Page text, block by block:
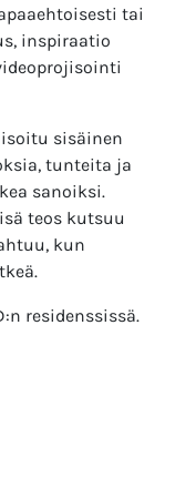
tai
inspiraatio
sisäinen
tunteita ja
sanoiksi.
teos kutsuu
kun
residenssissä.